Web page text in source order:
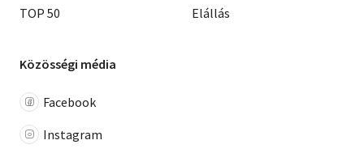
TOP 50
Elállás
Közösségi média
Facebook
Instagram